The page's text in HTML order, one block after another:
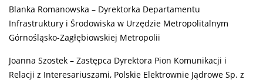
Blanka Romanowska – Dyrektorka Departamentu
Infrastruktury i Środowiska w Urzędzie Metropolitalnym
Górnośląsko-Zagłębiowskiej Metropolii
Joanna Szostek – Zastępca Dyrektora Pion Komunikacji i
Relacji z Interesariuszami, Polskie Elektrownie Jądrowe Sp. z